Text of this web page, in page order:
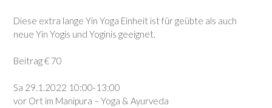
Diese extra lange Yin Yoga Einheit ist für geübte als auch
neue Yin Yogis und Yoginis geeignet.
Beitrag € 70
Sa 29.1.2022 10:00-13:00
vor Ort im Manipura – Yoga & Ayurveda